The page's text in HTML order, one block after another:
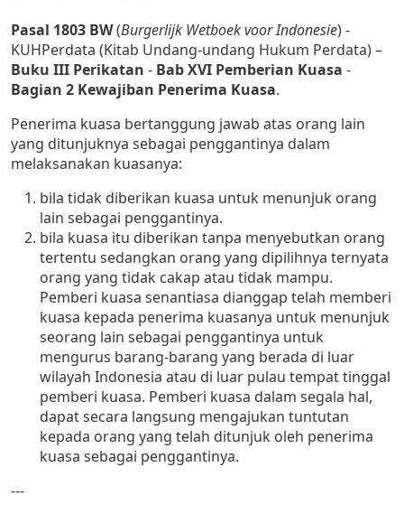
Pasal 1803 BW(Burgerlijk Wetboek voor Indonesie) -
KUHPerdata (Kitab Undang-undang Hukum Perdata) –
Buku III Perikatan - Bab XVI Pemberian Kuasa -
Bagian 2 Kewajiban Penerima Kuasa.
Penerima kuasa bertanggung jawab atas orang lain
yang ditunjuknya sebagai penggantinya dalam
melaksanakan kuasanya:
bila tidak diberikan kuasa untuk menunjuk orang
lain sebagai penggantinya.
bila kuasa itu diberikan tanpa menyebutkan orang
tertentu sedangkan orang yang dipilihnya ternyata
orang yang tidak cakap atau tidak mampu.
Pemberi kuasa senantiasa dianggap telah memberi
kuasa kepada penerima kuasanya untuk menunjuk
seorang lain sebagai penggantinya untuk
mengurus barang-barang yang berada di luar
wilayah Indonesia atau di luar pulau tempat tinggal
pemberi kuasa. Pemberi kuasa dalam segala hal,
dapat secara langsung mengajukan tuntutan
kepada orang yang telah ditunjuk oleh penerima
kuasa sebagai penggantinya.
---